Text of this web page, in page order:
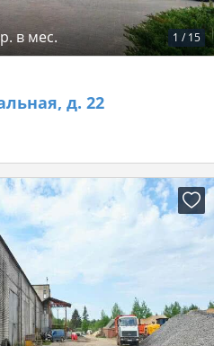
1 / 15
в мес.
д. 22